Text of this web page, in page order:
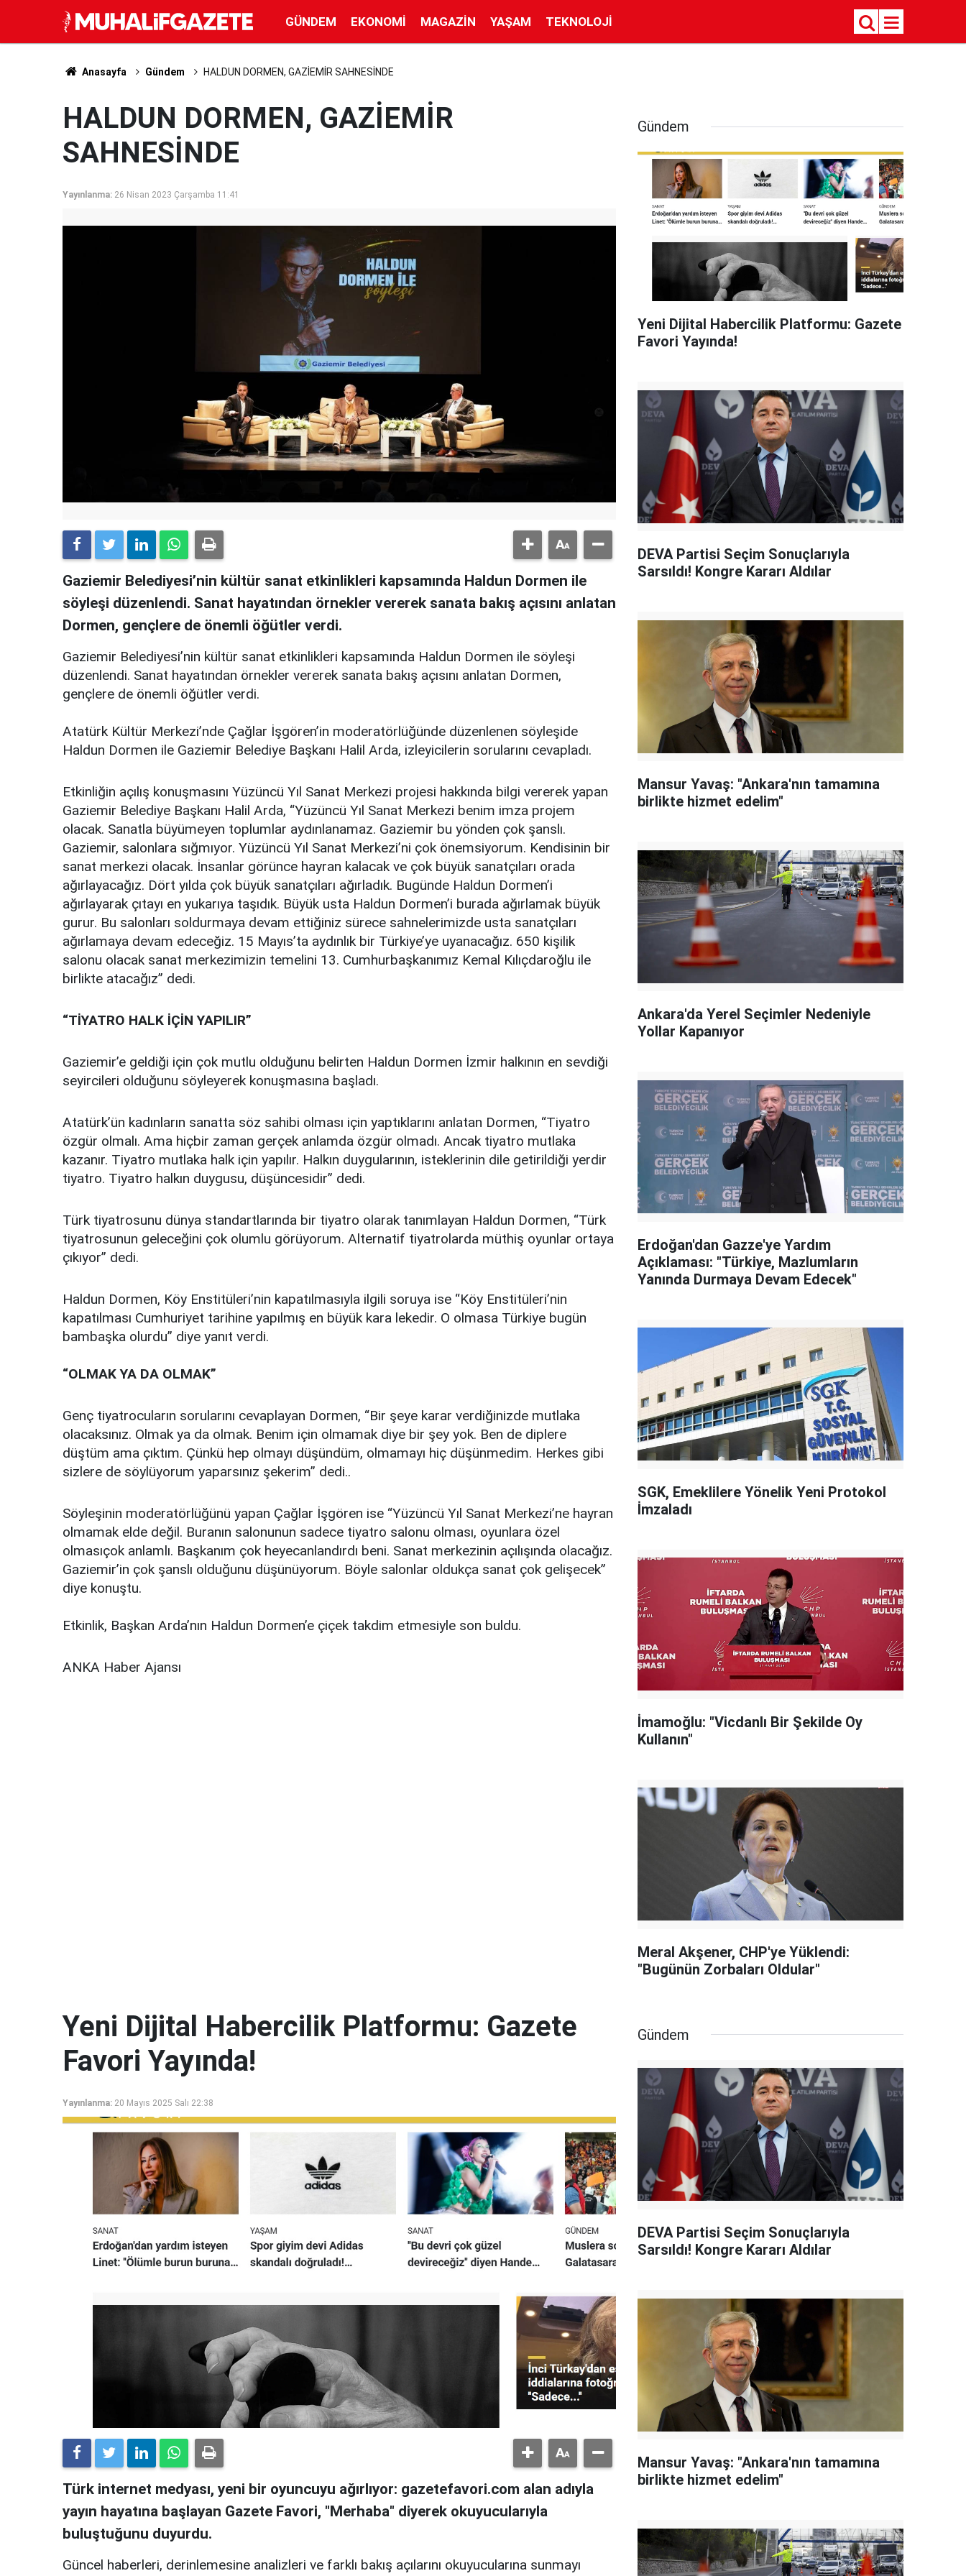
GÜNDEM EKONOMI MAGAZIN YAŞAM TEKNOLOJI
Anasayfa Gündem HALDUN DORMEN, GAZİEMİR SAHNESİNDE
HALDUN DORMEN, GAZİEMİR
SAHNESİNDE
Yayınlanma: 26 Nisan 2023 Çarşamba 11:41
Gaziemir Belediyesi’nin kültür sanat etkinlikleri kapsamında Haldun Dormen ile
söyleşi düzenlendi. Sanat hayatından örnekler vererek sanata bakış açısını anlatan
Dormen, gençlere de önemli öğütler verdi.
Gaziemir Belediyesi’nin kültür sanat etkinlikleri kapsamında Haldun Dormen ile söyleşi
düzenlendi. Sanat hayatından örnekler vererek sanata bakış açısını anlatan Dormen,
gençlere de önemli öğütler verdi.
Atatürk Kültür Merkezi’nde Çağlar İşgören’in moderatörlüğünde düzenlenen söyleşide
Haldun Dormen ile Gaziemir Belediye Başkanı Halil Arda, izleyicilerin sorularını cevapladı.
Etkinliğin açılış konuşmasını Yüzüncü Yıl Sanat Merkezi projesi hakkında bilgi vererek yapan
Gaziemir Belediye Başkanı Halil Arda, “Yüzüncü Yıl Sanat Merkezi benim imza projem
olacak. Sanatla büyümeyen toplumlar aydınlanamaz. Gaziemir bu yönden çok şanslı.
Gaziemir, salonlara sığmıyor. Yüzüncü Yıl Sanat Merkezi’ni çok önemsiyorum. Kendisinin bir
sanat merkezi olacak. İnsanlar görünce hayran kalacak ve çok büyük sanatçıları orada
ağırlayacağız. Dört yılda çok büyük sanatçıları ağırladık. Bugünde Haldun Dormen’i
ağırlayarak çıtayı en yukarıya taşıdık. Büyük usta Haldun Dormen’i burada ağırlamak büyük
gurur. Bu salonları soldurmaya devam ettiğiniz sürece sahnelerimizde usta sanatçıları
ağırlamaya devam edeceğiz. 15 Mayıs’ta aydınlık bir Türkiye’ye uyanacağız. 650 kişilik
salonu olacak sanat merkezimizin temelini 13. Cumhurbaşkanımız Kemal Kılıçdaroğlu ile
birlikte atacağız” dedi.
“TİYATRO HALK İÇİN YAPILIR”
Gaziemir’e geldiği için çok mutlu olduğunu belirten Haldun Dormen İzmir halkının en sevdiği
seyircileri olduğunu söyleyerek konuşmasına başladı.
Atatürk’ün kadınların sanatta söz sahibi olması için yaptıklarını anlatan Dormen, “Tiyatro
özgür olmalı. Ama hiçbir zaman gerçek anlamda özgür olmadı. Ancak tiyatro mutlaka
kazanır. Tiyatro mutlaka halk için yapılır. Halkın duygularının, isteklerinin dile getirildiği yerdir
tiyatro. Tiyatro halkın duygusu, düşüncesidir” dedi.
Türk tiyatrosunu dünya standartlarında bir tiyatro olarak tanımlayan Haldun Dormen, “Türk
tiyatrosunun geleceğini çok olumlu görüyorum. Alternatif tiyatrolarda müthiş oyunlar ortaya
çıkıyor” dedi.
Haldun Dormen, Köy Enstitüleri’nin kapatılmasıyla ilgili soruya ise “Köy Enstitüleri’nin
kapatılması Cumhuriyet tarihine yapılmış en büyük kara lekedir. O olmasa Türkiye bugün
bambaşka olurdu” diye yanıt verdi.
“OLMAK YA DA OLMAK”
Genç tiyatrocuların sorularını cevaplayan Dormen, “Bir şeye karar verdiğinizde mutlaka
olacaksınız. Olmak ya da olmak. Benim için olmamak diye bir şey yok. Ben de diplere
düştüm ama çıktım. Çünkü hep olmayı düşündüm, olmamayı hiç düşünmedim. Herkes gibi
sizlere de söylüyorum yaparsınız şekerim” dedi..
Söyleşinin moderatörlüğünü yapan Çağlar İşgören ise “Yüzüncü Yıl Sanat Merkezi’ne hayran
olmamak elde değil. Buranın salonunun sadece tiyatro salonu olması, oyunlara özel
olmasıçok anlamlı. Başkanım çok heyecanlandırdı beni. Sanat merkezinin açılışında olacağız.
Gaziemir’in çok şanslı olduğunu düşünüyorum. Böyle salonlar oldukça sanat çok gelişecek”
diye konuştu.
Etkinlik, Başkan Arda’nın Haldun Dormen’e çiçek takdim etmesiyle son buldu.
ANKA Haber Ajansı
Gündem
Yeni Dijital Habercilik Platformu: Gazete
Favori Yayında!
DEVA Partisi Seçim Sonuçlarıyla
Sarsıldı! Kongre Kararı Aldılar
Mansur Yavaş: "Ankara'nın tamamına
birlikte hizmet edelim"
Ankara'da Yerel Seçimler Nedeniyle
Yollar Kapanıyor
Erdoğan'dan Gazze'ye Yardım
Açıklaması: "Türkiye, Mazlumların
Yanında Durmaya Devam Edecek"
SGK, Emeklilere Yönelik Yeni Protokol
İmzaladı
İmamoğlu: "Vicdanlı Bir Şekilde Oy
Kullanın"
Meral Akşener, CHP'ye Yüklendi:
"Bugünün Zorbaları Oldular"
Yeni Dijital Habercilik Platformu: Gazete
Favori Yayında!
Yayınlanma: 20 Mayıs 2025 Salı 22:38
Türk internet medyası, yeni bir oyuncuyu ağırlıyor: gazetefavori.com alan adıyla
yayın hayatına başlayan Gazete Favori, "Merhaba" diyerek okuyucularıyla
buluştuğunu duyurdu.
Güncel haberleri, derinlemesine analizleri ve farklı bakış açılarını okuyucularına sunmayı
Gündem
DEVA Partisi Seçim Sonuçlarıyla
Sarsıldı! Kongre Kararı Aldılar
Mansur Yavaş: "Ankara'nın tamamına
birlikte hizmet edelim"